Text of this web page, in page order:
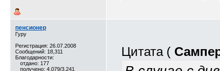
пенсионер
Гуру
Регистрация: 26.07.2008
Сообщений: 18,311
Благодарности:
отдано: 177
получено: 4,079/3,241
Цитата (